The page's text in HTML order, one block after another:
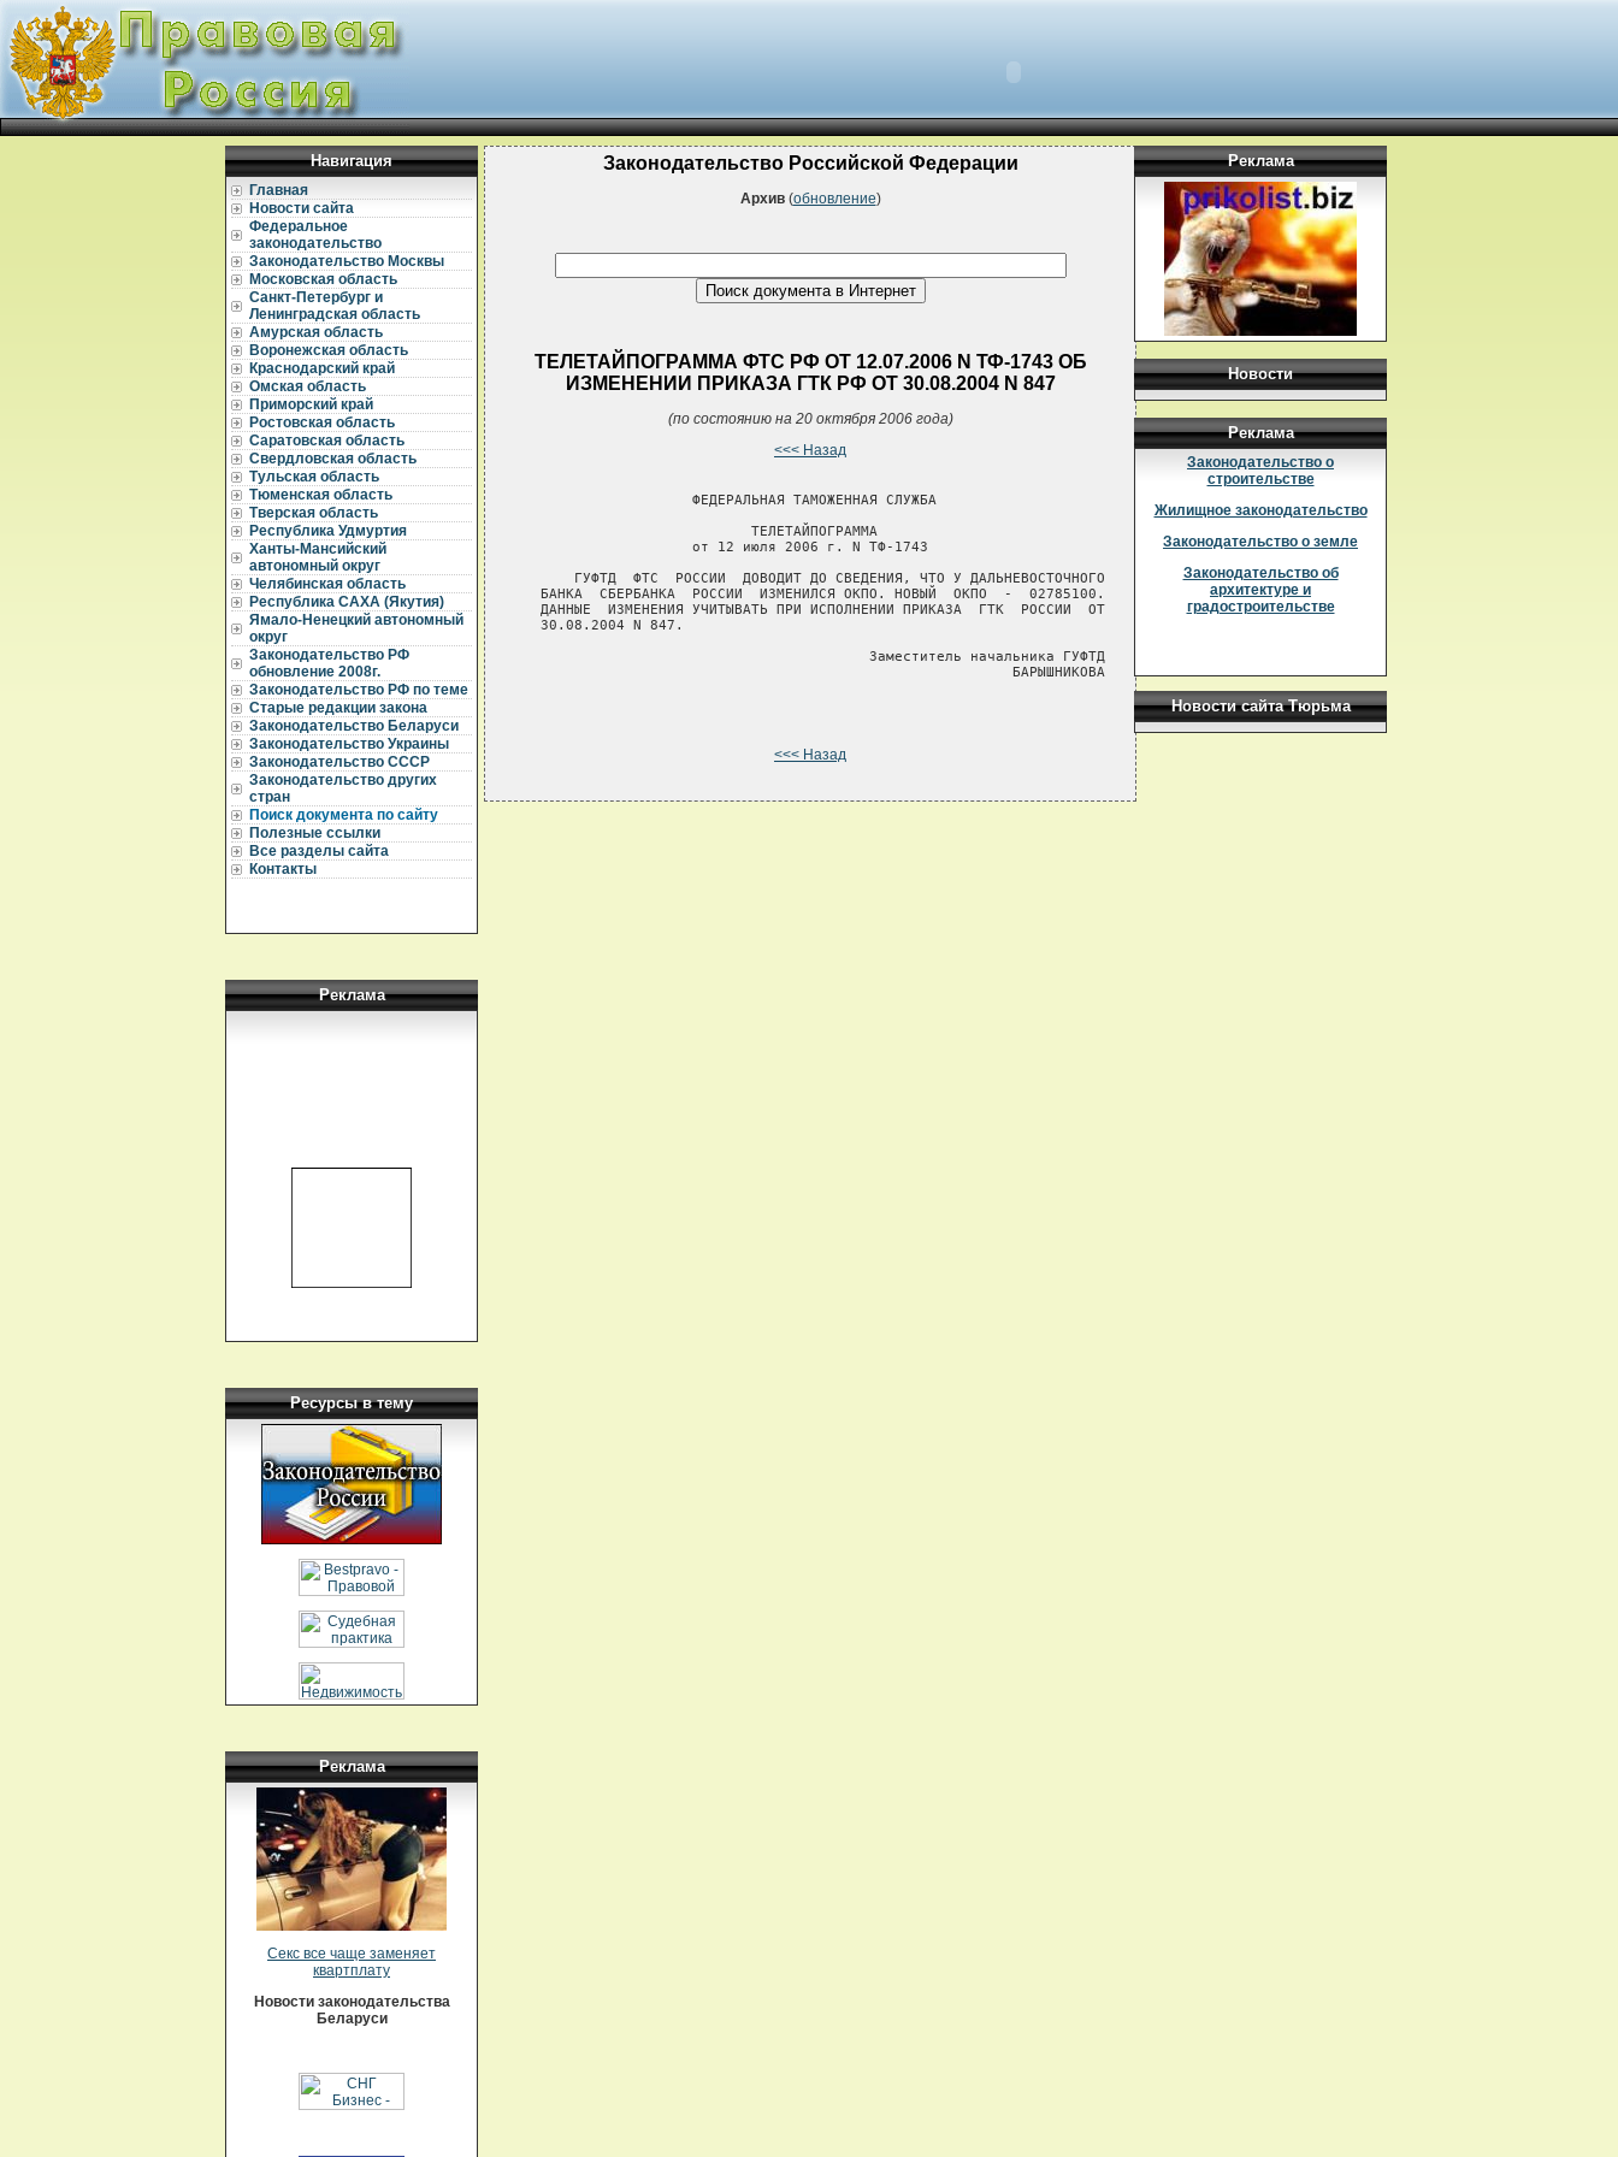
Навигация
Главная
Новости сайта
Федеральное
законодательство
Законодательство Москвы
Московская область
Санкт-Петербург и
Ленинградская область
Амурская область
Воронежская область
Краснодарский край
Омская область
Приморский край
Ростовская область
Саратовская область
Свердловская область
Тульская область
Тюменская область
Тверская область
Республика Удмуртия
Ханты-Мансийский
автономный округ
Челябинская область
Республика САХА (Якутия)
Ямало-Ненецкий автономный
округ
Законодательство РФ
обновление 2008г.
Законодательство РФ по теме
Старые редакции закона
Законодательство Беларуси
Законодательство Украины
Законодательство СССР
Законодательство других
стран
Поиск документа по сайту
Полезные ссылки
Все разделы сайта
Контакты
Реклама
Ресурсы в тему
Реклама
Секс все чаще заменяет
квартплату
Новости законодательства
Беларуси
Законодательство Российской Федерации
Архив (обновление)
ТЕЛЕТАЙПОГРАММА ФТС РФ ОТ 12.07.2006 N ТФ-1743 ОБ
ИЗМЕНЕНИИ ПРИКАЗА ГТК РФ ОТ 30.08.2004 N 847
(по состоянию на 20 октября 2006 года)
<<< Назад
                     ФЕДЕРАЛЬНАЯ ТАМОЖЕННАЯ СЛУЖБА
                            ТЕЛЕТАЙПОГРАММА
                     от 12 июля 2006 г. N ТФ-1743
       ГУФТД  ФТС  РОССИИ  ДОВОДИТ ДО СВЕДЕНИЯ, ЧТО У ДАЛЬНЕВОСТОЧНОГО
   БАНКА  СБЕРБАНКА  РОССИИ  ИЗМЕНИЛСЯ ОКПО. НОВЫЙ  ОКПО  -  02785100.
   ДАННЫЕ  ИЗМЕНЕНИЯ УЧИТЫВАТЬ ПРИ ИСПОЛНЕНИИ ПРИКАЗА  ГТК  РОССИИ  ОТ
   30.08.2004 N 847.
                                          Заместитель начальника ГУФТД
                                                           БАРЫШНИКОВА
<<< Назад
Реклама
Новости
Реклама
Законодательство о
строительстве
Жилищное законодательство
Законодательство о земле
Законодательство об
архитектуре и
градостроительстве
Новости сайта Тюрьма